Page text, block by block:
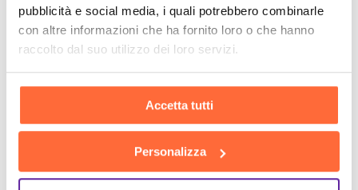
pubblicità e social media, i quali potrebbero combinarle
con altre informazioni che ha fornito loro o che hanno
raccolto dal suo utilizzo dei loro servizi.
Accetta tutti
Personalizza
SCOPRI